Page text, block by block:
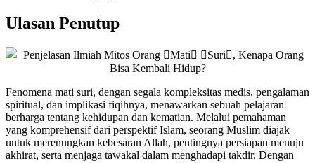
Ulasan Penutup
Fenomena mati suri, dengan segala kompleksitas medis, pengalaman
spiritual, dan implikasi fiqihnya, menawarkan sebuah pelajaran
berharga tentang kehidupan dan kematian. Melalui pemahaman
yang komprehensif dari perspektif Islam, seorang Muslim diajak
untuk merenungkan kebesaran Allah, pentingnya persiapan menuju
akhirat, serta menjaga tawakal dalam menghadapi takdir. Dengan